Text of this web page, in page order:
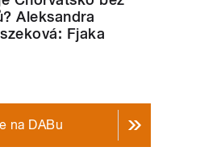
Aleksandra
Fjaka
na DABu